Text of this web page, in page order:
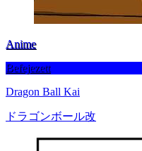
Anime
Befejezett
Dragon Ball Kai
ドラゴンボール改